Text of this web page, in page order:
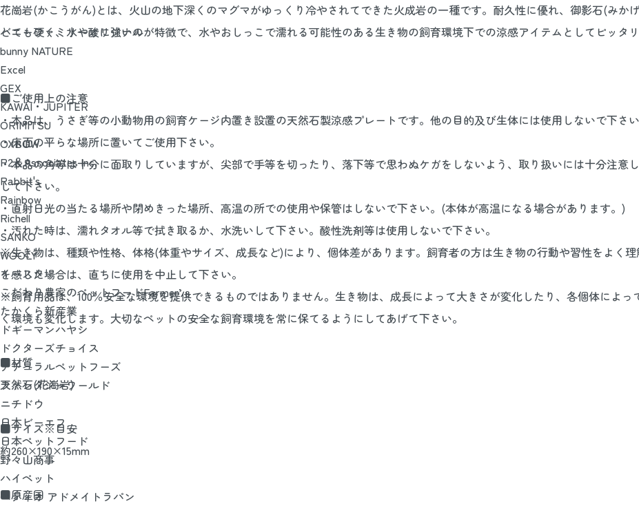
バニーファミリーオリジナル
bunny NATURE
Excel
GEX
KAWAI・JUPITER
ORIMITSU
OXBOW
P2＆Associates Inc.
Rabbit's
Rainbow
Richell
SANKO
WOOLY
イースター
こだわり農家のペットフードFarmer’ｓ
たかくら新産業
ドギーマンハヤシ
ドクターズチョイス
ナチュラルペットフーズ
ファンタジーワールド
ニチドウ
日本ビーエフ
日本ペットフード
野々山商事
ハイペット
ペティオ アドメイトラパン
花崗岩(かこうがん)とは、火山の地下深くのマグマがゆっくり冷やされてできた火成岩の一種です。耐久性に優れ、御影石(みか
とても硬く、水や酸に強いのが特徴で、水やおしっこで濡れる可能性のある生き物の飼育環境下での涼感アイテムとしてピッタリ
■ご使用上の注意
・本品は、うさぎ等の小動物用の飼育ケージ内置き設置の天然石製涼感プレートです。他の目的及び生体には使用しないで下さい
・床面の平らな場所に置いてご使用下さい。
・本品の角等は十分に面取りしていますが、尖部で手等を切ったり、落下等で思わぬケガをしないよう、取り扱いには十分注意
して下さい。
・直射日光の当たる場所や閉めきった場所、高温の所での使用や保管はしないで下さい。(本体が高温になる場合があります。)
・汚れた時は、濡れタオル等で拭き取るか、水洗いして下さい。酸性洗剤等は使用しないで下さい。
※生き物は、種類や性格、体格(体重やサイズ、成長など)により、個体差があります。飼育者の方は生き物の行動や習性をよく
を感じた場合は、直ちに使用を中止して下さい。
※飼育用品は、100％安全な環境を提供できるものではありません。生き物は、成長によって大きさが変化したり、各個体によ
く環境も変化します。大切なペットの安全な飼育環境を常に保てるようにしてあげて下さい。
■材質
天然石(花崗岩)
■サイズ※目安
約260×190×15mm
■原産国